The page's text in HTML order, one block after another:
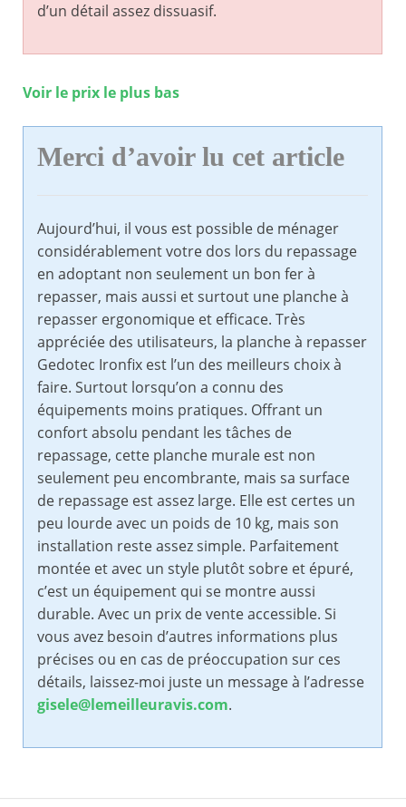
d’un détail assez dissuasif.
Voir le prix le plus bas
Merci d’avoir lu cet article
Aujourd’hui, il vous est possible de ménager
considérablement votre dos lors du repassage
en adoptant non seulement un bon fer à
repasser, mais aussi et surtout une planche à
repasser ergonomique et efficace. Très
appréciée des utilisateurs, la planche à repasser
Gedotec Ironfix est l’un des meilleurs choix à
faire. Surtout lorsqu’on a connu des
équipements moins pratiques. Offrant un
confort absolu pendant les tâches de
repassage, cette planche murale est non
seulement peu encombrante, mais sa surface
de repassage est assez large. Elle est certes un
peu lourde avec un poids de 10 kg, mais son
installation reste assez simple. Parfaitement
montée et avec un style plutôt sobre et épuré,
c’est un équipement qui se montre aussi
durable. Avec un prix de vente accessible. Si
vous avez besoin d’autres informations plus
précises ou en cas de préoccupation sur ces
détails, laissez-moi juste un message à l’adresse
gisele@lemeilleuravis.com.